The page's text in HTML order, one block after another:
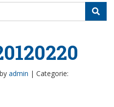
admin | Categorie: